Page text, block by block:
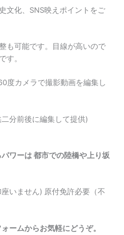
文化、SNS映えポイントをご
も可能です。目線が高いので
す。
カメラで撮影動画を編集し
分前後に編集して提供)
ワーは 都市での陸橋や上り坂
いません) 原付免許必要（不
ームからお気軽にどうぞ。